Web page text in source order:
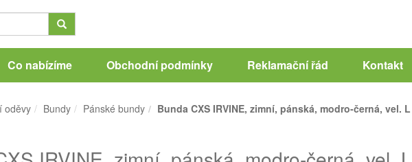
Co nabízíme Obchodní podmínky Reklamační řád Kontakt
oděvy Bundy Pánské bundy Bunda CXS IRVINE, zimní, pánská, modro-černá, vel. L